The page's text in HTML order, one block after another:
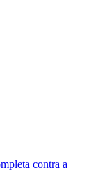
contra a